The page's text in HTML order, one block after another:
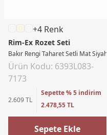
+4 Renk
Rim-Ex Rozet Seti
Bakır Rengi Taharet Setli Mat Siyah
Ürün Kodu: 6393L083-
7173
2.609 TL
Sepette % 5 indirim
2.478,55 TL
Sepete Ekle